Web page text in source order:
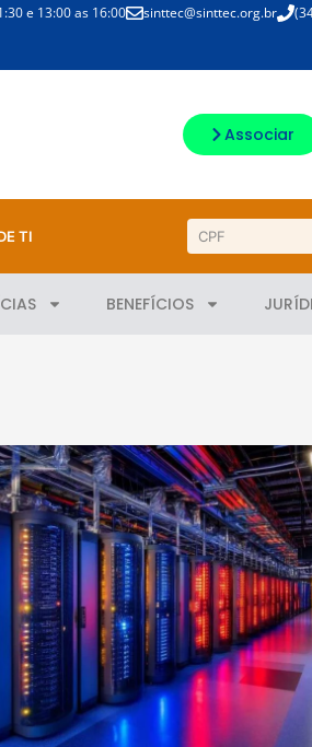
e 13:00 as 16:00 sinttec@sinttec.org.br
Associar
TI
BENEFÍCIOS